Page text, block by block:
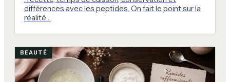
différences avec les peptides. On fait le point sur la
réalité…
BEAUTÉ